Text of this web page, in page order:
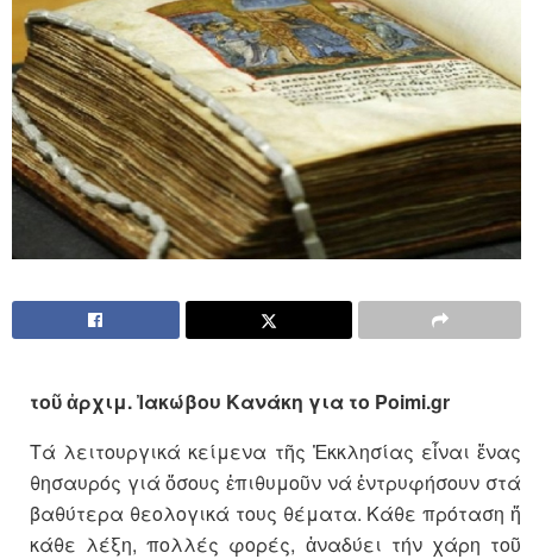
τοῦ ἀρχιμ. Ἰακώβου Κανάκη για το Poimi.gr
Τά λειτουργικά κείμενα τῆς Ἐκκλησίας εἶναι ἕνας
θησαυρός γιά ὅσους ἐπιθυμοῦν νά ἐντρυφήσουν στά
βαθύτερα θεολογικά τους θέματα. Κάθε πρόταση ἤ
κάθε λέξη, πολλές φορές, ἀναδύει τήν χάρη τοῦ